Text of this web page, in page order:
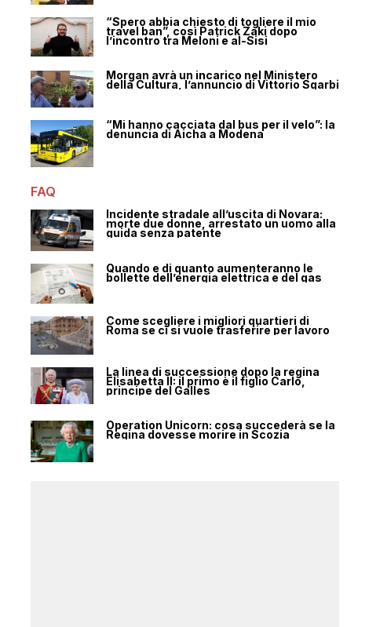
“Spero abbia chiesto di togliere il mio
travel ban”, così Patrick Zaki dopo
l’incontro tra Meloni e al-Sisi
Morgan avrà un incarico nel Ministero
della Cultura, l’annuncio di Vittorio Sgarbi
“Mi hanno cacciata dal bus per il velo”: la
denuncia di Aicha a Modena
FAQ
Incidente stradale all’uscita di Novara:
morte due donne, arrestato un uomo alla
guida senza patente
Quando e di quanto aumenteranno le
bollette dell’energia elettrica e del gas
Come scegliere i migliori quartieri di
Roma se ci si vuole trasferire per lavoro
La linea di successione dopo la regina
Elisabetta II: il primo è il figlio Carlo,
principe del Galles
Operation Unicorn: cosa succederà se la
Regina dovesse morire in Scozia